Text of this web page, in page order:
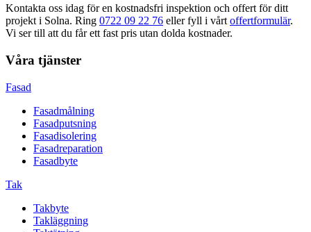
Kontakta oss idag för en kostnadsfri inspektion och offert för ditt
projekt i Solna. Ring 0722 09 22 76 eller fyll i vårt offertformulär.
Vi ser till att du får ett fast pris utan dolda kostnader.
Våra tjänster
Fasad
Fasadmålning
Fasadputsning
Fasadisolering
Fasadreparation
Fasadbyte
Tak
Takbyte
Takläggning